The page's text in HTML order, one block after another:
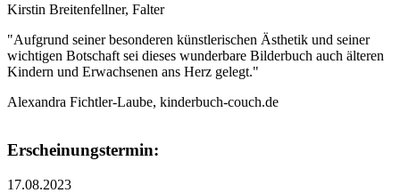
Kirstin Breitenfellner, Falter
"Aufgrund seiner besonderen künstlerischen Ästhetik und seiner
wichtigen Botschaft sei dieses wunderbare Bilderbuch auch älteren
Kindern und Erwachsenen ans Herz gelegt."
Alexandra Fichtler-Laube, kinderbuch-couch.de
Erscheinungstermin:
17.08.2023